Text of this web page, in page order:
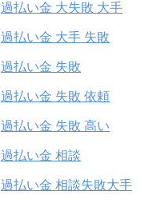
過払い金 大失敗 大手
過払い金 大手 失敗
過払い金 失敗
過払い金 失敗 依頼
過払い金 失敗 高い
過払い金 相談
過払い金 相談失敗大手